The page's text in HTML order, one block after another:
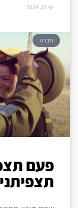
יוני 13, 2024
חברה
פעם